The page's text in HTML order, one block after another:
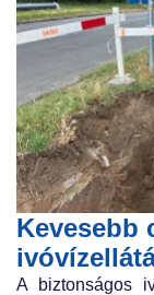
Kevesebb
A biztonságos